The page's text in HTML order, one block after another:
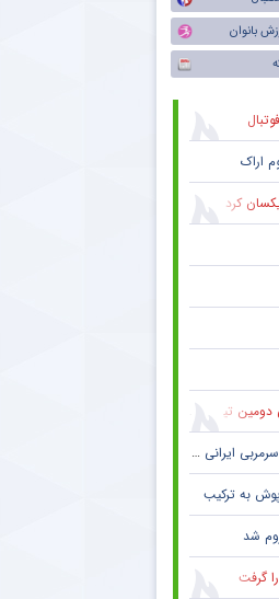
بانوان
اراک
کرد
اروپا
نیمکت آمریکا
به ترکیب
شد
گرفت